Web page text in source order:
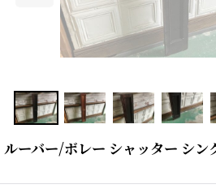
ルーバー/ボレー シャッター シン